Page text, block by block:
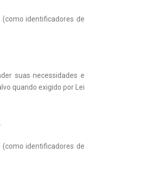
identificadores de
suas necessidades e
quando exigido por Lei
identificadores de